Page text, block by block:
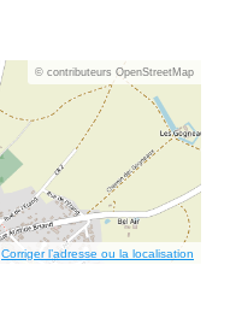
© contributeurs OpenStreetMap
Corriger l’adresse ou la localisation